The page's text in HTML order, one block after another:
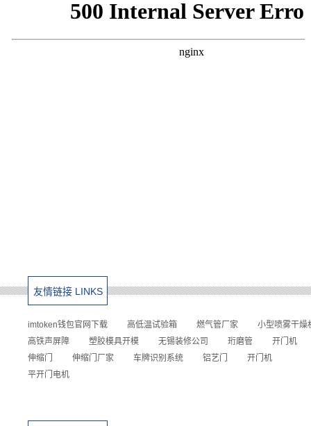
友情链接 LINKS
imtoken钱包官网下载 高低温试验箱 燃气管厂家
小型喷雾干燥
高铁声屏障
塑胶模具开模 无锡装修公司 珩磨管
开门机
伸缩门
伸缩门厂家 车牌识别系统 铝艺门
开门机
平开门电机